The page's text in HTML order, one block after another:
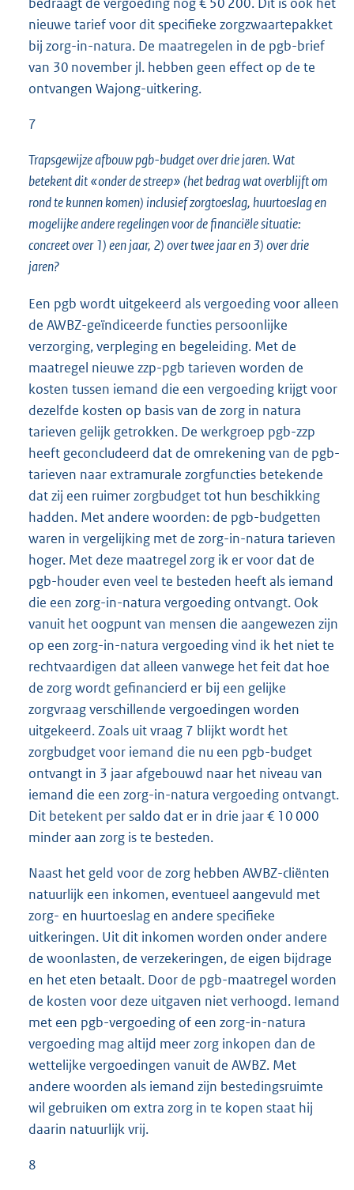
nieuwe tarief voor dit specifieke zorgzwaartepakket
bij zorg-in-natura. De maatregelen in de pgb-brief
van 30 november jl. hebben geen effect op de te
ontvangen Wajong-uitkering.
7
Trapsgewijze afbouw pgb-budget over drie jaren. Wat
betekent dit «onder de streep» (het bedrag wat overblijft om
rond te kunnen komen) inclusief zorgtoeslag, huurtoeslag en
mogelijke andere regelingen voor de financiële situatie:
concreet over 1) een jaar, 2) over twee jaar en 3) over drie
jaren?
Een pgb wordt uitgekeerd als vergoeding voor alleen
de AWBZ-geïndiceerde functies persoonlijke
verzorging, verpleging en begeleiding. Met de
maatregel nieuwe zzp-pgb tarieven worden de
kosten tussen iemand die een vergoeding krijgt voor
dezelfde kosten op basis van de zorg in natura
tarieven gelijk getrokken. De werkgroep pgb-zzp
heeft geconcludeerd dat de omrekening van de pgb-
tarieven naar extramurale zorgfuncties betekende
dat zij een ruimer zorgbudget tot hun beschikking
hadden. Met andere woorden: de pgb-budgetten
waren in vergelijking met de zorg-in-natura tarieven
hoger. Met deze maatregel zorg ik er voor dat de
pgb-houder even veel te besteden heeft als iemand
die een zorg-in-natura vergoeding ontvangt. Ook
vanuit het oogpunt van mensen die aangewezen zijn
op een zorg-in-natura vergoeding vind ik het niet te
rechtvaardigen dat alleen vanwege het feit dat hoe
de zorg wordt gefinancierd er bij een gelijke
zorgvraag verschillende vergoedingen worden
uitgekeerd. Zoals uit vraag 7 blijkt wordt het
zorgbudget voor iemand die nu een pgb-budget
ontvangt in 3 jaar afgebouwd naar het niveau van
iemand die een zorg-in-natura vergoeding ontvangt.
Dit betekent per saldo dat er in drie jaar € 10 000
minder aan zorg is te besteden.
Naast het geld voor de zorg hebben AWBZ-cliënten
natuurlijk een inkomen, eventueel aangevuld met
zorg- en huurtoeslag en andere specifieke
uitkeringen. Uit dit inkomen worden onder andere
de woonlasten, de verzekeringen, de eigen bijdrage
en het eten betaalt. Door de pgb-maatregel worden
de kosten voor deze uitgaven niet verhoogd. Iemand
met een pgb-vergoeding of een zorg-in-natura
vergoeding mag altijd meer zorg inkopen dan de
wettelijke vergoedingen vanuit de AWBZ. Met
andere woorden als iemand zijn bestedingsruimte
wil gebruiken om extra zorg in te kopen staat hij
daarin natuurlijk vrij.
8